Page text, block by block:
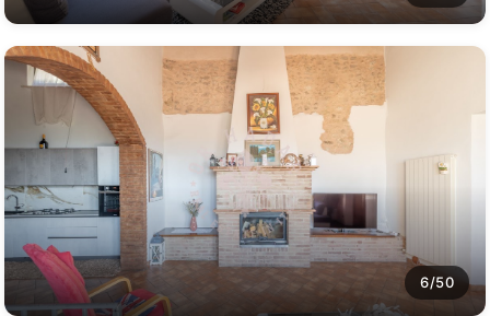
6/50